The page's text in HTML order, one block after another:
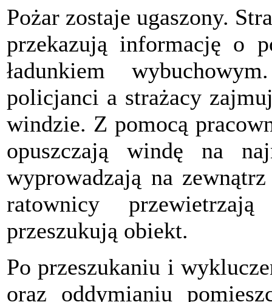
Pożar zostaje ugaszony.
przekazują informację o
ładunkiem
policjanci a strażacy
windzie. Z pomocą
opuszczają windę na
wyprowadzają na
ratownicy
przeszukują obiekt.
Po przeszukaniu i
oraz oddymianiu